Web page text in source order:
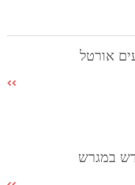
אורטל
במגרש